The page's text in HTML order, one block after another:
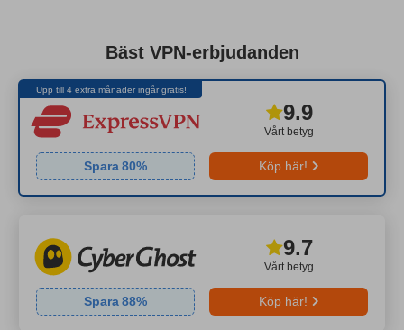
Bäst VPN-erbjudanden
Upp till 4 extra månader ingår gratis!
Vårt betyg
9.9
Spara80% Köp här!
Vårt betyg
9.7
Spara88% Köp här!